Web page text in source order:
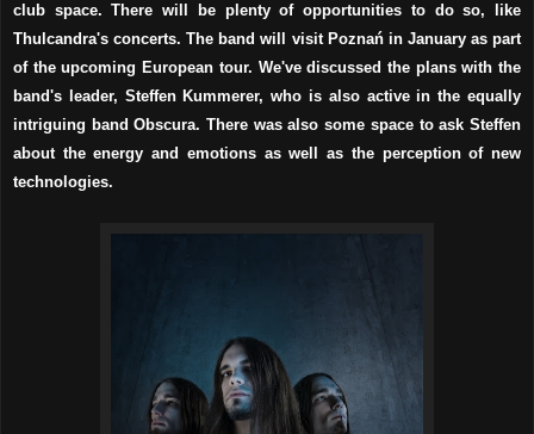
club space. There will be plenty of opportunities to do so, like
Thulcandra's concerts. The band will visit Poznań in January as part
of the upcoming European tour. We've discussed the plans with the
band's leader, Steffen Kummerer, who is also active in the equally
intriguing band Obscura. There was also some space to ask Steffen
about the energy and emotions as well as the perception of new
technologies.